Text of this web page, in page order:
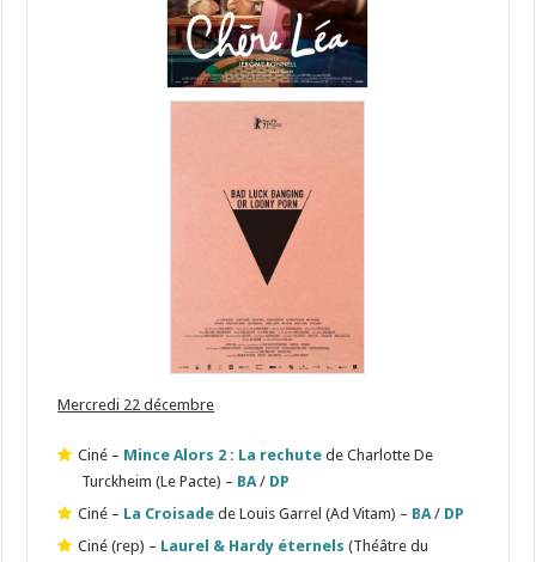
Mercredi 22 décembre
Ciné – Mince Alors 2 : La rechute de Charlotte De
Turckheim (Le Pacte) – BA/ DP
Ciné – La Croisade de Louis Garrel (Ad Vitam) – BA/ DP
Ciné (rep) – Laurel & Hardy éternels (Théâtre du